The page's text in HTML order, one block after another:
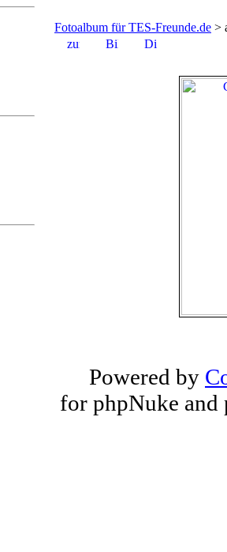
Fotoalbum für TES-Freunde.de >
Powered by
for phpNuke